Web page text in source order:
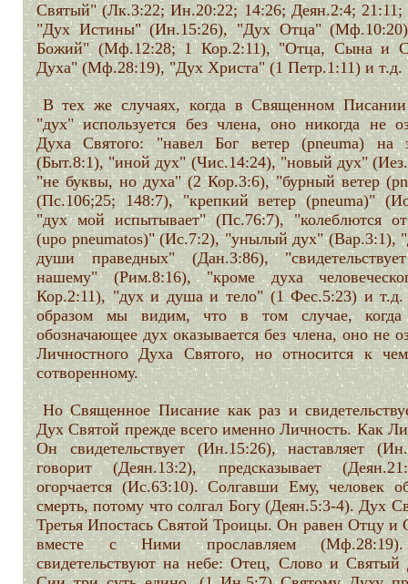
Святый" (Лк.3:22; Ин.20:22; 14:26; Деян.2:4; 21:11;
"Дух Истины" (Ин.15:26), "Дух Отца"
Божий" (Мф.12:28; 1 Кор.2:11), "Отца, Сына и
Духа" (Мф.28:19), "Дух Христа" (1 Петр.1:11) и т.д.
В тех же случаях, когда в Священном
"дух" используется без члена, оно никогда не
Духа Святого: "навел Бог ветер (pneuma) на
(Быт.8:1), "иной дух" (Чис.14:24), "новый дух"
"не буквы, но духа" (2 Кор.3:6), "бурный ветер
(Пс.106;25; 148:7), "крепкий ветер (pneuma)"
"дух мой испытывает" (Пс.76:7), "колеблются
(upo pneumatos)" (Ис.7:2), "унылый дух" (Вар.3:1),
души праведных" (Дан.3:86),
нашему" (Рим.8:16), "кроме духа
Кор.2:11), "дух и душа и тело" (1 Фес.5:23) и
образом мы видим, что в том случае, когда
обозначающее дух оказывается без члена, оно не
Личностного Духа Святого, но относится к
сотворенному.
Но Священное Писание как раз и
Дух Святой прежде всего именно Личность. Как
Он свидетельствует (Ин.15:26), наставляет
говорит (Деян.13:2), предсказывает
огорчается (Ис.63:10). Солгавши Ему, человек
смерть, потому что солгал Богу (Деян.5:3-4). Дух
Третья Ипостась Святой Троицы. Он равен Отцу и
вместе с Ними прославляем
свидетельствуют на небе: Отец, Слово и